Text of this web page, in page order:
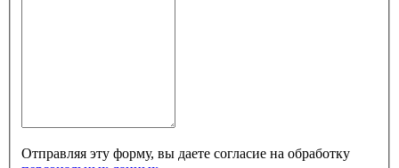
Отправляя эту форму, вы даете согласие на обработку